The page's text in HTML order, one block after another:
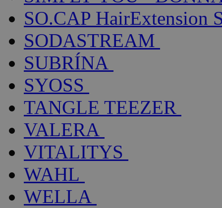
SO.CAP HairExtension
SODASTREAM
SUBRÍNA
SYOSS
TANGLE TEEZER
VALERA
VITALITYS
WAHL
WELLA